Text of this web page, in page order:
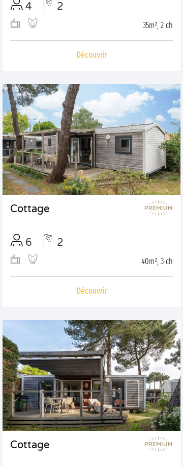
4 2
35m², 2 ch
Découvrir
Cottage
6 2
40m², 3 ch
Découvrir
Cottage